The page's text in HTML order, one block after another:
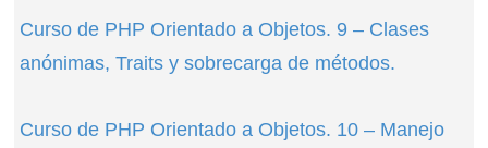
Curso de PHP Orientado a Objetos. 9 – Clases
anónimas, Traits y sobrecarga de métodos.
Curso de PHP Orientado a Objetos. 10 – Manejo